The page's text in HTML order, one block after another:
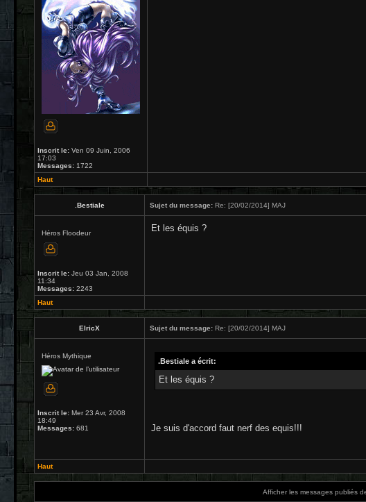
Inscrit le: Ven 09 Juin, 2006
17:03
Messages: 1722
Haut
.Bestiale Sujet du message: Re: [20/02/2014] MAJ
Héros Floodeur
Inscrit le: Jeu 03 Jan, 2008
11:34
Messages: 2243
Et les équis ?
Haut
ElricX Sujet du message: Re: [20/02/2014] MAJ
Héros Mythique
Inscrit le: Mer 23 Avr, 2008
18:49
Messages: 681
.Bestiale a écrit:
Et les équis ?
Je suis d'accord faut nerf des equis!!!
Haut
Afficher les messages publiés